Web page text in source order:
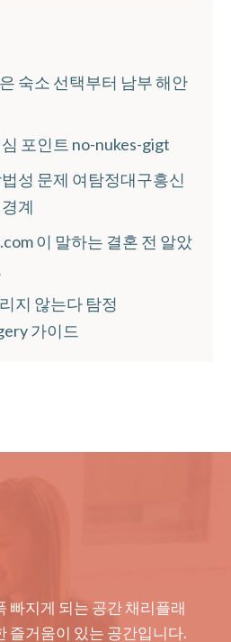
숙소 선택부터 남부 해안
포인트 no-nukes-gigt
성 문제 여탐정대구흥신
계
이 말하는 결혼 전 알았
지 않는다 탐정
가이드
빠지게 되는 공간 채리플래
즐거움이 있는 공간입니다.